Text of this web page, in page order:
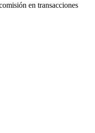
en transacciones